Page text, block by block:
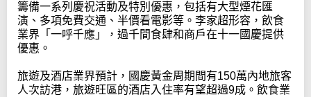
籌備一系列慶祝活動及特別優惠，包括有大型煙花匯
演、多項免費交通、半價看電影等。李家超形容，飲食
業界「一呼千應」，過千間食肆和商戶在十一國慶提供
優惠。
旅遊及酒店業界預計，國慶黃金周期間有150萬內地旅客
人次訪港，旅遊旺區的酒店入住率有望超過9成。飲食業